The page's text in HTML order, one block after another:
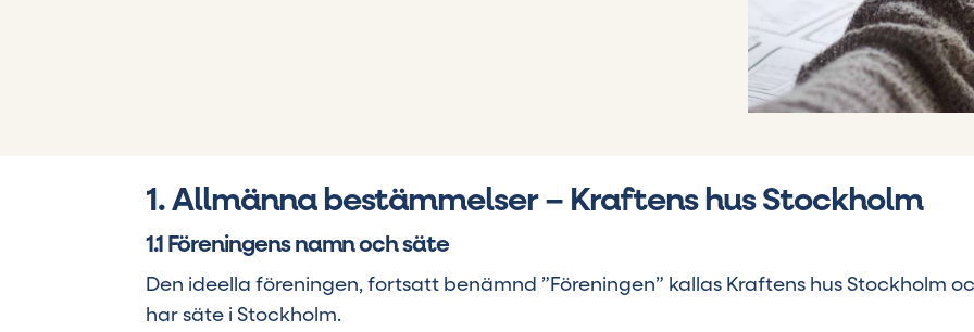
1. Allmänna bestämmelser – Kraftens hus Stockholm
1.1 Föreningens namn och säte
Den ideella föreningen, fortsatt benämnd ”Föreningen” kallas Kraftens hus Stockholm
har säte i Stockholm.